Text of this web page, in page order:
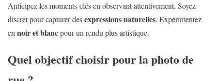
Anticipez les moments-clés en observant attentivement. Soyez
discret pour capturer desexpressions naturelles. Expérimentez
ennoir et blancpour un rendu plus artistique.
Quel objectif choisir pour la photo de